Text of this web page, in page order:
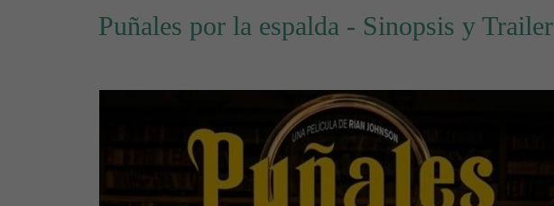
Puñales por la espalda - Sinopsis y Trailer